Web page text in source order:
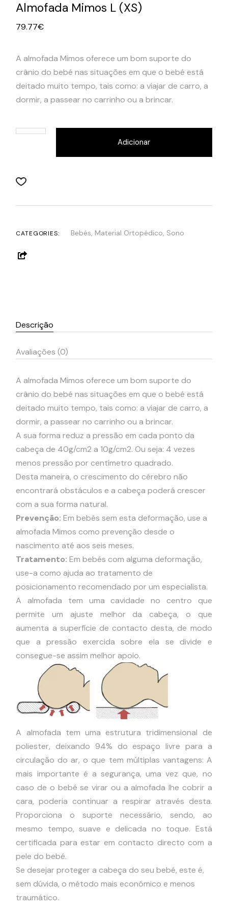
Almofada Mimos L (XS)
79.77€
A almofada Mimos oferece um bom suporte do
crânio do bebé nas situações em que o bebé está
deitado muito tempo, tais como: a viajar de carro, a
dormir, a passear no carrinho ou a brincar.
Adicionar
CATEGORIES: Bebés, Material Ortopédico, Sono
Descrição
Avaliações (0)
A almofada Mimos oferece um bom suporte do
crânio do bebé nas situações em que o bebé está
deitado muito tempo, tais como: a viajar de carro, a
dormir, a passear no carrinho ou a brincar.
A sua forma reduz a pressão em cada ponto da
cabeça de 40g/cm2 a 10g/cm2. Ou seja: 4 vezes
menos pressão por centímetro quadrado.
Desta maneira, o crescimento do cérebro não
encontrará obstáculos e a cabeça poderá crescer
com a sua forma natural.
Prevenção:Em bebés sem esta deformação, use a
almofada Mimos como prevenção desde o
nascimento até aos seis meses.
Tratamento:Em bebés com alguma deformação,
use-a como ajuda ao tratamento de
posicionamento recomendado por um especialista.
A almofada tem uma cavidade no centro que
permite um ajuste melhor da cabeça, o que
aumenta a superfície de contacto desta, de modo
que a pressão exercida sobre ela se divide e
consegue-se assim melhor apoio.
A almofada tem uma estrutura tridimensional de
poliester, deixando 94% do espaço livre para a
circulação do ar, o que tem múltiplas vantagens: A
mais importante é a segurança, uma vez que, no
caso de o bebé se virar ou a almofada lhe cobrir a
cara, poderia continuar a respirar através desta.
Proporciona o suporte necessário, sendo, ao
mesmo tempo, suave e delicada no toque. Está
certificada para estar em contacto directo com a
pele do bebé.
Se desejar proteger a cabeça do seu bebé, este é,
sem dúvida, o método mais económico e menos
traumático.